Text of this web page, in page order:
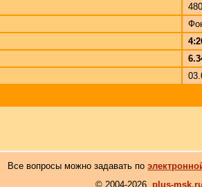
Все вопросы можно задавать по
© 2004-2026, plus-msk.ru